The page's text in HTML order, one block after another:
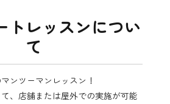
トレッスンについ
て
ンツーマンレッスン！
、店舗または屋外での実施が可能